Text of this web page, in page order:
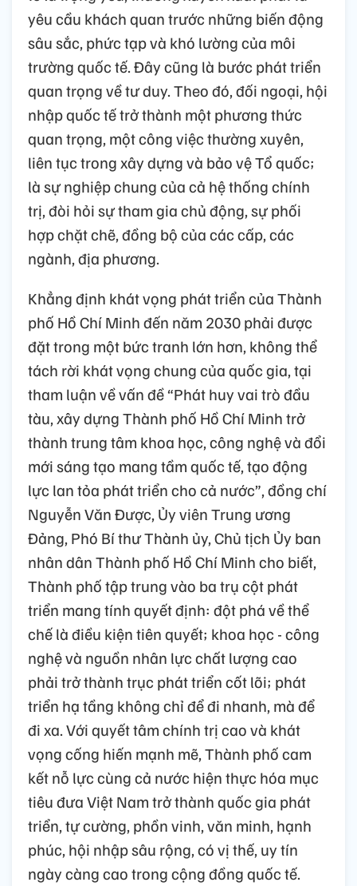
yêu cầu khách quan trước những biến động
sâu sắc, phức tạp và khó lường của môi
trường quốc tế. Đây cũng là bước phát triển
quan trọng về tư duy. Theo đó, đối ngoại, hội
nhập quốc tế trở thành một phương thức
quan trọng, một công việc thường xuyên,
liên tục trong xây dựng và bảo vệ Tổ quốc;
là sự nghiệp chung của cả hệ thống chính
trị, đòi hỏi sự tham gia chủ động, sự phối
hợp chặt chẽ, đồng bộ của các cấp, các
ngành, địa phương.
Khẳng định khát vọng phát triển của Thành
phố Hồ Chí Minh đến năm 2030 phải được
đặt trong một bức tranh lớn hơn, không thể
tách rời khát vọng chung của quốc gia, tại
tham luận về vấn đề “Phát huy vai trò đầu
tàu, xây dựng Thành phố Hồ Chí Minh trở
thành trung tâm khoa học, công nghệ và đổi
mới sáng tạo mang tầm quốc tế, tạo động
lực lan tỏa phát triển cho cả nước”, đồng chí
Nguyễn Văn Được, Ủy viên Trung ương
Đảng, Phó Bí thư Thành ủy, Chủ tịch Ủy ban
nhân dân Thành phố Hồ Chí Minh cho biết,
Thành phố tập trung vào ba trụ cột phát
triển mang tính quyết định: đột phá về thể
chế là điều kiện tiên quyết; khoa học - công
nghệ và nguồn nhân lực chất lượng cao
phải trở thành trục phát triển cốt lõi; phát
triển hạ tầng không chỉ để đi nhanh, mà để
đi xa. Với quyết tâm chính trị cao và khát
vọng cống hiến mạnh mẽ, Thành phố cam
kết nỗ lực cùng cả nước hiện thực hóa mục
tiêu đưa Việt Nam trở thành quốc gia phát
triển, tự cường, phồn vinh, văn minh, hạnh
phúc, hội nhập sâu rộng, có vị thế, uy tín
ngày càng cao trong cộng đồng quốc tế.